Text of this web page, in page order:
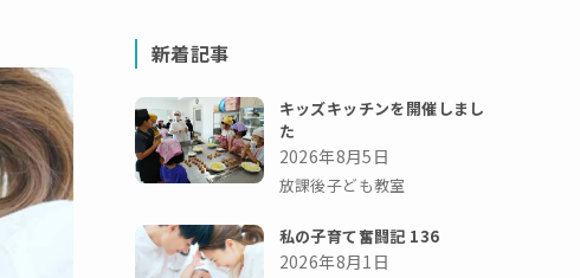
新着記事
キッズキッチンを開催しまし
た
2026年8月5日
放課後子ども教室
私の子育て奮闘記 136
2026年8月1日